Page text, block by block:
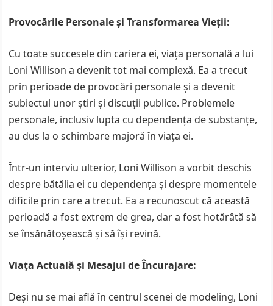
Provocările Personale și Transformarea Vieții:
Cu toate succesele din cariera ei, viața personală a lui
Loni Willison a devenit tot mai complexă. Ea a trecut
prin perioade de provocări personale și a devenit
subiectul unor știri și discuții publice. Problemele
personale, inclusiv lupta cu dependența de substanțe,
au dus la o schimbare majoră în viața ei.
Într-un interviu ulterior, Loni Willison a vorbit deschis
despre bătălia ei cu dependența și despre momentele
dificile prin care a trecut. Ea a recunoscut că această
perioadă a fost extrem de grea, dar a fost hotărâtă să
se însănătoșească și să își revină.
Viața Actuală și Mesajul de Încurajare:
Deși nu se mai află în centrul scenei de modeling, Loni